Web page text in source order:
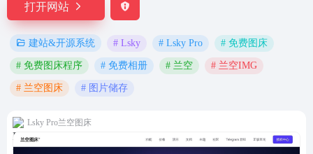
打开网站
建站&开源系统 # Lsky # Lsky Pro # 免费图床
# 免费图床程序 # 免费相册 # 兰空 # 兰空IMG
# 兰空图床 # 图片储存
Lsky Pro兰空图床